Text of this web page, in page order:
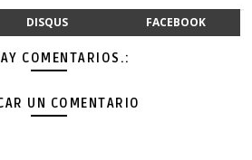
DISQUS FACEBOOK
COMENTARIOS.:
UN COMENTARIO